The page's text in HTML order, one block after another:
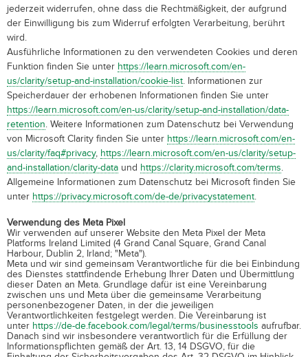
jederzeit widerrufen, ohne dass die Rechtmäßigkeit, der aufgrund
der Einwilligung bis zum Widerruf erfolgten Verarbeitung, berührt
wird.
Ausführliche Informationen zu den verwendeten Cookies und deren
Funktion finden Sie unter https://learn.microsoft.com/en-
us/clarity/setup-and-installation/cookie-list. Informationen zur
Speicherdauer der erhobenen Informationen finden Sie unter
https://learn.microsoft.com/en-us/clarity/setup-and-installation/data-
retention. Weitere Informationen zum Datenschutz bei Verwendung
von Microsoft Clarity finden Sie unter https://learn.microsoft.com/en-
us/clarity/faq#privacy, https://learn.microsoft.com/en-us/clarity/setup-
and-installation/clarity-data und https://clarity.microsoft.com/terms.
Allgemeine Informationen zum Datenschutz bei Microsoft finden Sie
unter https://privacy.microsoft.com/de-de/privacystatement.
Verwendung des Meta Pixel
Wir verwenden auf unserer Website den Meta Pixel der Meta
Platforms Ireland Limited (4 Grand Canal Square, Grand Canal
Harbour, Dublin 2, Irland; "Meta").
Meta und wir sind gemeinsam Verantwortliche für die bei Einbindung
des Dienstes stattfindende Erhebung Ihrer Daten und Übermittlung
dieser Daten an Meta. Grundlage dafür ist eine Vereinbarung
zwischen uns und Meta über die gemeinsame Verarbeitung
personenbezogener Daten, in der die jeweiligen
Verantwortlichkeiten festgelegt werden. Die Vereinbarung ist
unter https://de-de.facebook.com/legal/terms/businesstools aufrufbar.
Danach sind wir insbesondere verantwortlich für die Erfüllung der
Informationspflichten gemäß der Art. 13, 14 DSGVO, für die